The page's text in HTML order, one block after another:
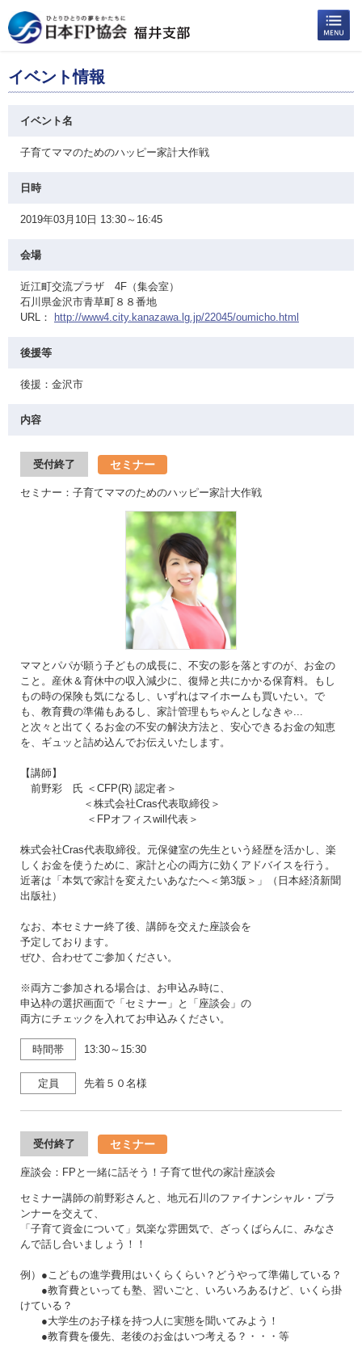
イベント情報
イベント名
子育てママのためのハッピー家計大作戦
日時
2019年03月10日 13:30～16:45
会場
近江町交流プラザ 4F（集会室）
石川県金沢市青草町８８番地
URL：
http://www4.city.kanazawa.lg.jp/22045/oumicho.html
後援等
後援：金沢市
内容
受付終了 セミナー
セミナー：子育てママのためのハッピー家計大作戦
ママとパパが願う子どもの成長に、不安の影を落とすのが、お金の
こと。産休＆育休中の収入減少に、復帰と共にかかる保育料。もし
もの時の保険も気になるし、いずれはマイホームも買いたい。で
も、教育費の準備もあるし、家計管理もちゃんとしなきゃ...
と次々と出てくるお金の不安の解決方法と、安心できるお金の知恵
を、ギュッと詰め込んでお伝えいたします。
【講師】
前野彩 氏 ＜CFP(R) 認定者＞
＜株式会社Cras代表取締役＞
＜FPオフィスwill代表＞
株式会社Cras代表取締役。元保健室の先生という経歴を活かし、楽
しくお金を使うために、家計と心の両方に効くアドバイスを行う。
近著は「本気で家計を変えたいあなたへ＜第3版＞」（日本経済新聞
出版社）
なお、本セミナー終了後、講師を交えた座談会を
予定しております。
ぜひ、合わせてご参加ください。
※両方ご参加される場合は、お申込み時に、
申込枠の選択画面で「セミナー」と「座談会」の
両方にチェックを入れてお申込みください。
時間帯 13:30～15:30
定員 先着５０名様
受付終了 セミナー
座談会：FPと一緒に話そう！子育て世代の家計座談会
セミナー講師の前野彩さんと、地元石川のファイナンシャル・プラ
ンナーを交えて、
「子育て資金について」気楽な雰囲気で、ざっくばらんに、みなさ
んで話し合いましょう！！
例）●こどもの進学費用はいくらくらい？どうやって準備している？
●教育費といっても塾、習いごと、いろいろあるけど、いくら掛
けている？
●大学生のお子様を持つ人に実態を聞いてみよう！
●教育費を優先、老後のお金はいつ考える？・・・等